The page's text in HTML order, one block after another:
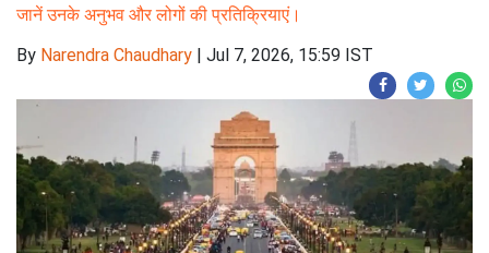
जानें उनके अनुभव और लोगों की प्रतिक्रियाएं।
By Narendra Chaudhary | Jul 7, 2026, 15:59 IST